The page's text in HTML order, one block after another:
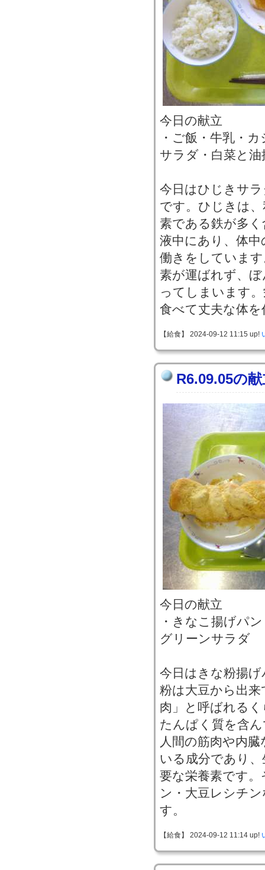
今日の献立
・ご飯・牛乳・
サラダ・白菜と
今日はひじきサ
です。ひじきは
素である鉄が多
液中にあり、体
働きをしていま
素が運ばれず、
ってしまいます
食べて丈夫な体
【給食】 2024-09-12 11:15 up!
R6.09.05の
今日の献立
・きなこ揚げパ
グリーンサラダ
今日はきな粉揚
粉は大豆から出
肉」と呼ばれる
たんぱく質を含
人間の筋肉や内
いる成分であり
要な栄養素です
ン・大豆レシチ
す。
【給食】 2024-09-12 11:14 up!